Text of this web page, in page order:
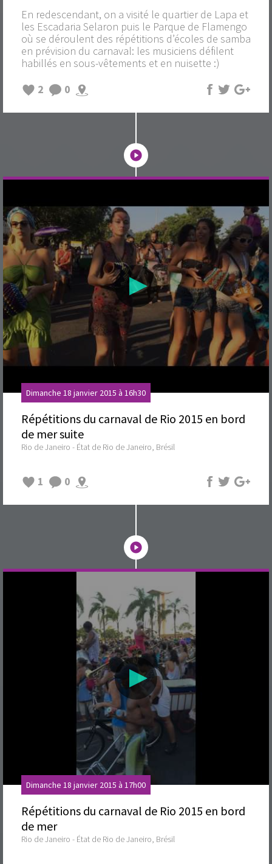
En redescendant, on a visité le quartier de Lapa et
les Escadaria Selaron puis le Parque de Flamengo
où se déroulent des répétitions d’écoles de samba
en prévision du carnaval: les musiciens défilent
habillés en sous-vêtements et en nuisette :)
2
0
Dimanche 18 janvier 2015 à 16h30
Répétitions du carnaval de Rio 2015 en bord
de mer suite
Rio de Janeiro - État de Rio de Janeiro, Brésil
1 0
Dimanche 18 janvier 2015 à 17h00
Répétitions du carnaval de Rio 2015 en bord
de mer
Rio de Janeiro - État de Rio de Janeiro, Brésil